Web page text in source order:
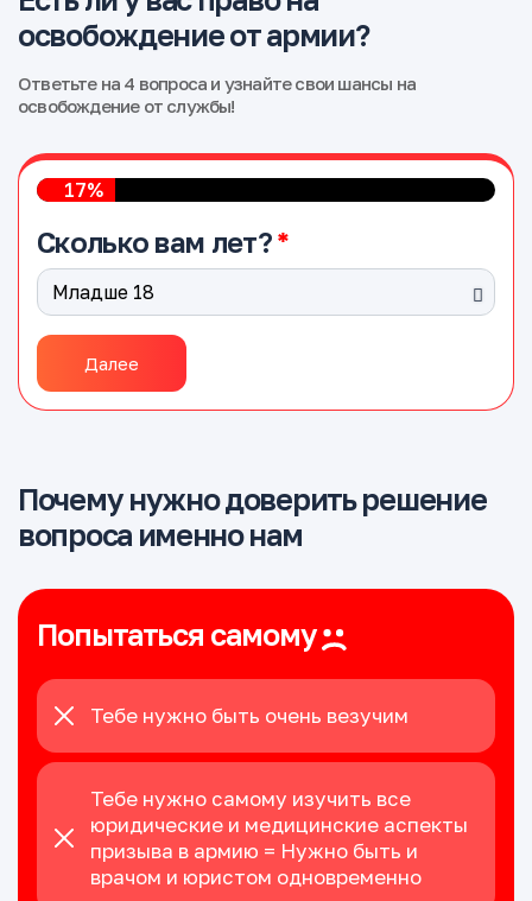
освобождение от армии?
Ответьте на 4 вопроса и узнайте свои шансы на
освобождение от службы!
17%
Сколько вам лет?
Далее
Почему нужно доверить решение
вопроса именно нам
Попытаться самому
Тебе нужно быть очень везучим
Тебе нужно самому изучить все
юридические и медицинские аспекты
призыва в армию = Нужно быть и
врачом и юристом одновременно